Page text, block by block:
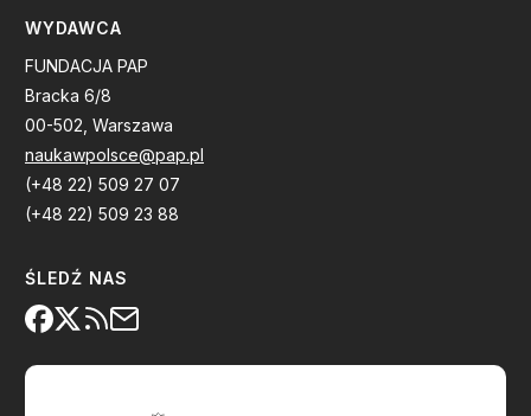
WYDAWCA
FUNDACJA PAP
Bracka 6/8
00-502, Warszawa
naukawpolsce@pap.pl
(+48 22) 509 27 07
(+48 22) 509 23 88
ŚLEDŹ NAS